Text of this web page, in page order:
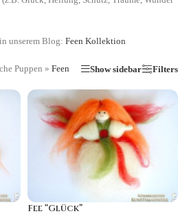
unserem Blog: Feen Kollektion
Puppen » Feen Show sidebar Filters
Fee “Glück”